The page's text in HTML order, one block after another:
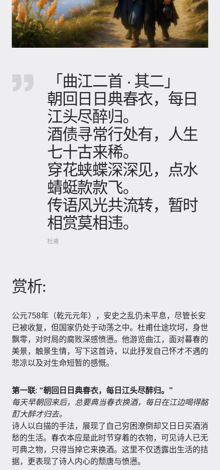
「曲江二首 · 其二」
朝回日日典春衣，每日
江头尽醉归。
酒债寻常行处有，人生
七十古来稀。
穿花蛱蝶深深见，点水
蜻蜓款款飞。
传语风光共流转，暂时
相赏莫相违。
杜甫
赏析:
公元758年（乾元元年），安史之乱仍未平息，尽管长安
已被收复，但国家仍处于动荡之中。杜甫仕途坎坷，身世
飘零，对时局的腐败深感愤懑。他游览曲江，面对暮春的
美景，触景生情，写下这首诗，以此抒发自己怀才不遇的
悲凉以及对生命短暂的感慨。
第一联: “朝回日日典春衣，每日江头尽醉归。”
每天早朝回来后，总要典当春衣换酒，每日在江边喝得酩
酊大醉才归去。
诗人以白描的手法，展现了自己穷困潦倒却又日日买酒消
愁的生活。春衣本应是此时节穿着的衣物，可见诗人已无
可典之物，只得当掉它来换酒。这里不仅透露出生活的拮
据，更表现了诗人内心的颓唐与愤懑。